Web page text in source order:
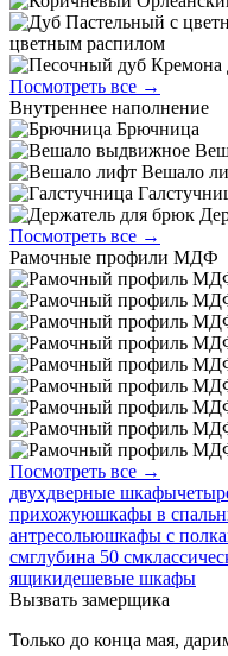
цветным распилом
Посмотреть все →
Внутреннее наполнение
Брючница
Вешало
Посмотреть все →
Рамочные профили МДФ
Посмотреть все →
двухдверные шкафы
прихожуюшкафы в
антресольюшкафы с
смглубина 50 см
ящикидешевые шкафы
Вызвать замерщика
Только до конца мая,